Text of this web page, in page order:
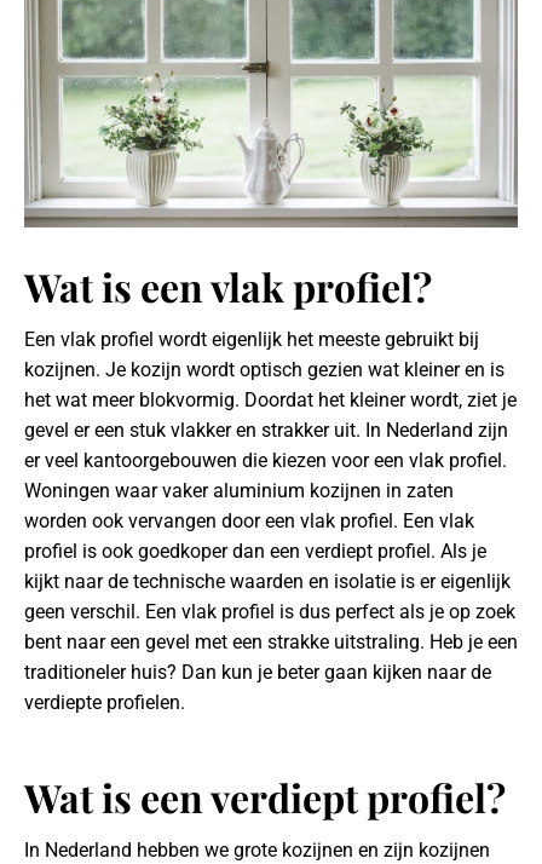
Wat is een vlak profiel?
Een vlak profiel wordt eigenlijk het meeste gebruikt bij
kozijnen. Je kozijn wordt optisch gezien wat kleiner en is
het wat meer blokvormig. Doordat het kleiner wordt, ziet je
gevel er een stuk vlakker en strakker uit. In Nederland zijn
er veel kantoorgebouwen die kiezen voor een vlak profiel.
Woningen waar vaker aluminium kozijnen in zaten
worden ook vervangen door een vlak profiel. Een vlak
profiel is ook goedkoper dan een verdiept profiel. Als je
kijkt naar de technische waarden en isolatie is er eigenlijk
geen verschil. Een vlak profiel is dus perfect als je op zoek
bent naar een gevel met een strakke uitstraling. Heb je een
traditioneler huis? Dan kun je beter gaan kijken naar de
verdiepte profielen.
Wat is een verdiept profiel?
In Nederland hebben we grote kozijnen en zijn kozijnen